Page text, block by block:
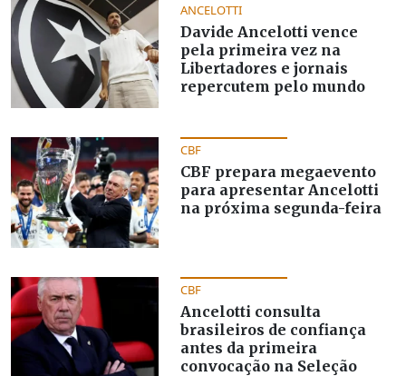
ANCELOTTI
Davide Ancelotti vence
pela primeira vez na
Libertadores e jornais
repercutem pelo mundo
CBF
CBF prepara megaevento
para apresentar Ancelotti
na próxima segunda-feira
CBF
Ancelotti consulta
brasileiros de confiança
antes da primeira
convocação na Seleção